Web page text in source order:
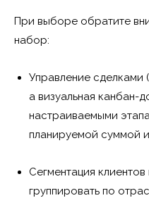
При выборе обратите
набор:
Управление сделками
а визуальная канбан-
настраиваемыми
планируемой суммой
Сегментация
группировать по